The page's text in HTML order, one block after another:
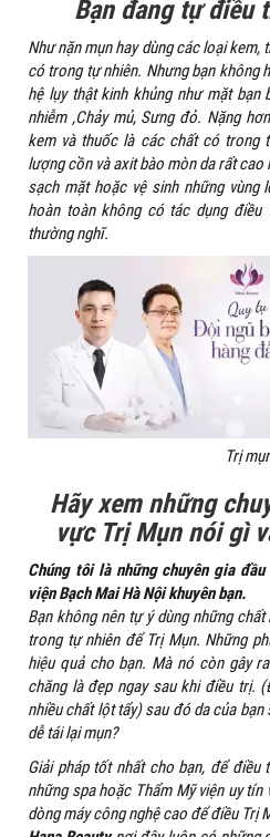
Bạn đang tự điều
Như nặn mụn hay dùng các loại
có trong tự nhiên. Nhưng bạn không
hệ lụy thật kinh khủng như mặt bạn
nhiễm ,Chảy mủ, Sưng đỏ. Nặng
kem và thuốc là các chất có trong
lượng cồn và axit bào mòn da rất
sạch mặt hoặc vệ sinh những vùng
hoàn toàn không có tác dụng
thường nghĩ.
Trị
Hãy xem những
vực Trị Mụn nói gì
Chúng tôi là những chuyên gia
viện Bạch Mai Hà Nội khuyên bạn.
Bạn không nên tự ý dùng những
trong tự nhiên để Trị Mụn. Những
hiệu quả cho bạn. Mà nó còn gây
chăng là đẹp ngay sau khi điều trị.
nhiều chất lột tẩy) sau đó da của
dễ tái lại mụn?
Giải pháp tốt nhất cho bạn, để điều
những spa hoặc Thẩm Mỹ viện uy
dòng máy công nghệ cao để điều Trị